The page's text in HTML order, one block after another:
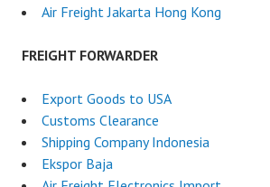
Air Freight Jakarta Hong Kong
FREIGHT FORWARDER
Export Goods to USA
Customs Clearance
Shipping Company Indonesia
Ekspor Baja